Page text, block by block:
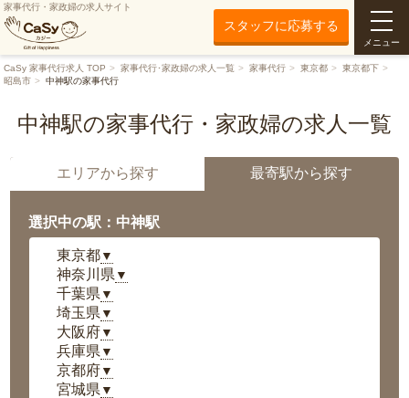
家事代行・家政婦の求人サイト
スタッフに応募する
メニュー
CaSy 家事代行求人 TOP 家事代行･家政婦の求人一覧 家事代行 東京都
東京都下
昭島市
中神駅の家事代行
中神駅の家事代行・家政婦の求人一覧
エリアから探す 最寄駅から探す
選択中の駅：中神駅
東京都▼
神奈川県 ▼
千葉県 ▼
埼玉県 ▼
大阪府▼
兵庫県 ▼
京都府▼
宮城県 ▼